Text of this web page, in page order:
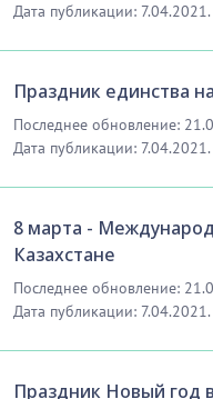
Дата публикации: 7.04.2021.
Праздник единства
Последнее обновление:
Дата публикации: 7.04.2021.
8 марта -
Казахстане
Последнее обновление:
Дата публикации: 7.04.2021.
Праздник Новый год